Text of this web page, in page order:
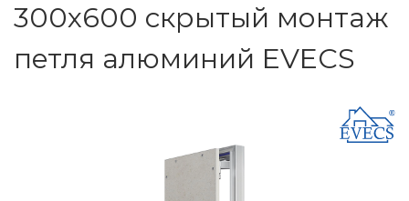
300х600 скрытый монтаж
петля алюминий EVECS